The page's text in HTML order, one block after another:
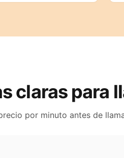
claras para
por minuto antes de